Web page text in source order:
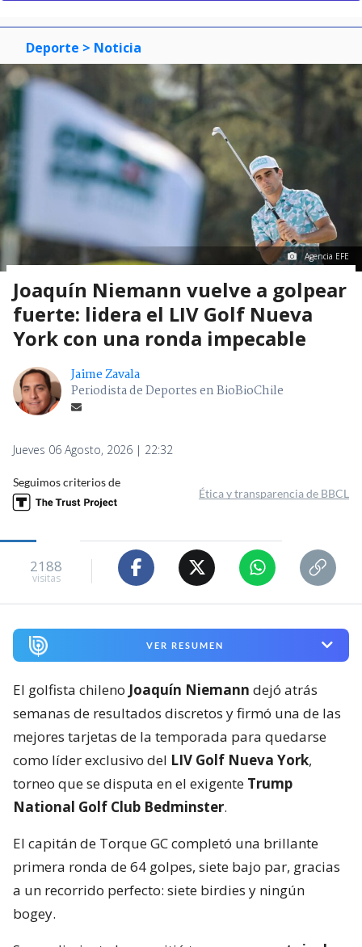
Deporte > Noticia
Agencia EFE
Joaquín Niemann vuelve a golpear
fuerte: lidera el LIV Golf Nueva
York con una ronda impecable
Jaime Zavala
Periodista de Deportes en BioBioChile
Jueves 06 Agosto, 2026 | 22:32
Seguimos criterios de
Ética y transparencia de BBCL
2188
visitas
VER RESUMEN
El golfista chileno Joaquín Niemann dejó atrás
semanas de resultados discretos y firmó una de las
mejores tarjetas de la temporada para quedarse
como líder exclusivo del LIV Golf Nueva York,
torneo que se disputa en el exigente Trump
National Golf Club Bedminster.
El capitán de Torque GC completó una brillante
primera ronda de 64 golpes, siete bajo par, gracias
a un recorrido perfecto: siete birdies y ningún
bogey.